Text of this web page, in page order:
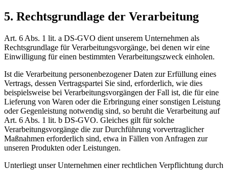
5. Rechtsgrundlage der Verarbeitung
Art. 6 Abs. 1 lit. a DS-GVO dient unserem Unternehmen als
Rechtsgrundlage für Verarbeitungsvorgänge, bei denen wir eine
Einwilligung für einen bestimmten Verarbeitungszweck einholen.
Ist die Verarbeitung personenbezogener Daten zur Erfüllung eines
Vertrags, dessen Vertragspartei Sie sind, erforderlich, wie dies
beispielsweise bei Verarbeitungsvorgängen der Fall ist, die für eine
Lieferung von Waren oder die Erbringung einer sonstigen Leistung
oder Gegenleistung notwendig sind, so beruht die Verarbeitung auf
Art. 6 Abs. 1 lit. b DS-GVO. Gleiches gilt für solche
Verarbeitungsvorgänge die zur Durchführung vorvertraglicher
Maßnahmen erforderlich sind, etwa in Fällen von Anfragen zur
unseren Produkten oder Leistungen.
Unterliegt unser Unternehmen einer rechtlichen Verpflichtung durch